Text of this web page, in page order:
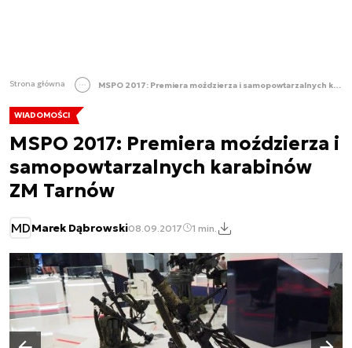
Strona główna MSPO 2017: Premiera moździerza i samopowtarzalnych karabinów ZM Tarnów
WIADOMOŚCI
MSPO 2017: Premiera moździerza i
samopowtarzalnych karabinów
ZM Tarnów
MDMarek Dąbrowski08.09.2017 1 min.
Następny slajd